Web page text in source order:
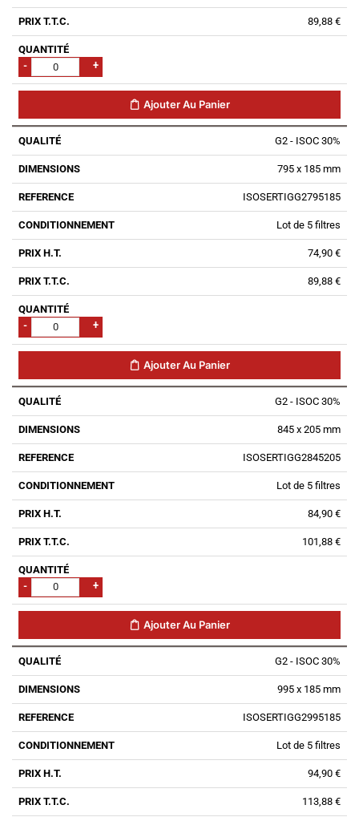
89,88 €
- +
Ajouter Au Panier
G2 - ISOC 30%
795 x 185 mm
ISOSERTIGG2795185
Lot de 5 filtres
74,90 €
89,88 €
- +
Ajouter Au Panier
G2 - ISOC 30%
845 x 205 mm
ISOSERTIGG2845205
Lot de 5 filtres
84,90 €
101,88 €
- +
Ajouter Au Panier
G2 - ISOC 30%
995 x 185 mm
ISOSERTIGG2995185
Lot de 5 filtres
94,90 €
113,88 €